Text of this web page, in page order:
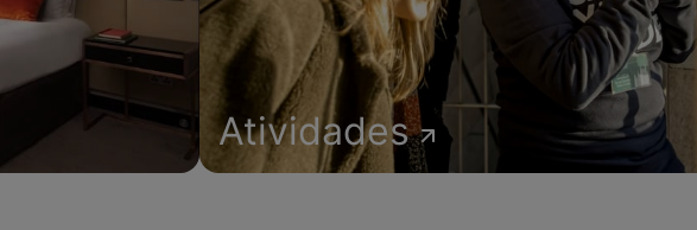
Atividades